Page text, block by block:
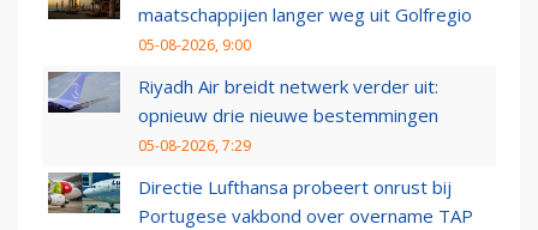
maatschappijen langer weg uit Golfregio
05-08-2026, 9:00
Riyadh Air breidt netwerk verder uit:
opnieuw drie nieuwe bestemmingen
05-08-2026, 7:29
Directie Lufthansa probeert onrust bij
Portugese vakbond over overname TAP